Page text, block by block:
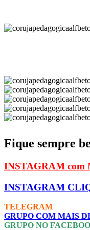
Fique sempre
INSTAGRAM com
INSTAGRAM
TELEGRAM
GRUPO COM MAIS
GRUPO NO